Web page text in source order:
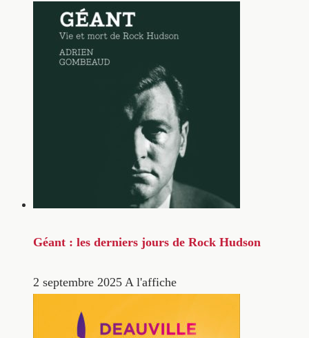
Géant : les derniers jours de Rock Hudson
2 septembre 2025 A l'affiche